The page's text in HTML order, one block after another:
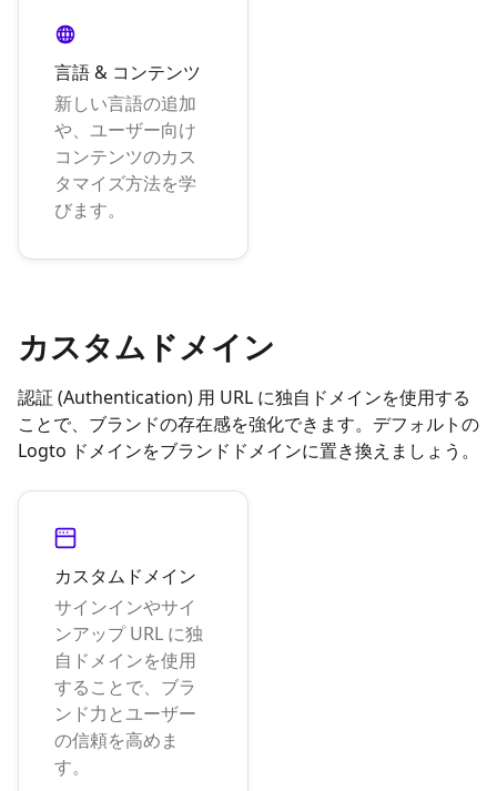
言語 & コンテンツ
新しい言語の追加
や、ユーザー向け
コンテンツのカス
タマイズ方法を学
びます。
カスタムドメイン
認証 (Authentication) 用 URL に独自ドメインを使用する
ことで、ブランドの存在感を強化できます。デフォルトの
Logto ドメインをブランドドメインに置き換えましょう。
カスタムドメイン
サインインやサイ
ンアップ URL に独
自ドメインを使用
することで、ブラ
ンド力とユーザー
の信頼を高めま
す。